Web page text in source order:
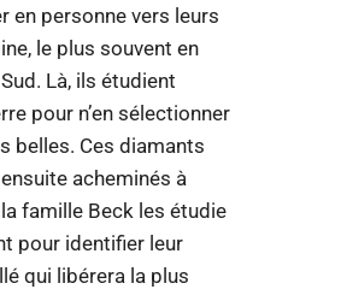
en personne vers leurs
le plus souvent en
Là, ils étudient
pour n’en sélectionner
belles. Ces diamants
acheminés à
famille Beck les étudie
pour identifier leur
qui libérera la plus